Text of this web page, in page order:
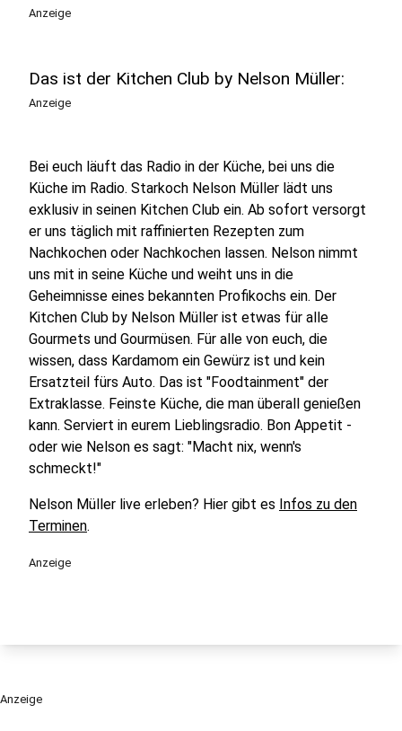
Anzeige
Das ist der Kitchen Club by Nelson Müller:
Anzeige
Bei euch läuft das Radio in der Küche, bei uns die
Küche im Radio. Starkoch Nelson Müller lädt uns
exklusiv in seinen Kitchen Club ein. Ab sofort versorgt
er uns täglich mit raffinierten Rezepten zum
Nachkochen oder Nachkochen lassen. Nelson nimmt
uns mit in seine Küche und weiht uns in die
Geheimnisse eines bekannten Profikochs ein. Der
Kitchen Club by Nelson Müller ist etwas für alle
Gourmets und Gourmüsen. Für alle von euch, die
wissen, dass Kardamom ein Gewürz ist und kein
Ersatzteil fürs Auto. Das ist "Foodtainment" der
Extraklasse. Feinste Küche, die man überall genießen
kann. Serviert in eurem Lieblingsradio. Bon Appetit -
oder wie Nelson es sagt: "Macht nix, wenn's
schmeckt!"
Nelson Müller live erleben? Hier gibt es Infos zu den
Terminen.
Anzeige
Anzeige